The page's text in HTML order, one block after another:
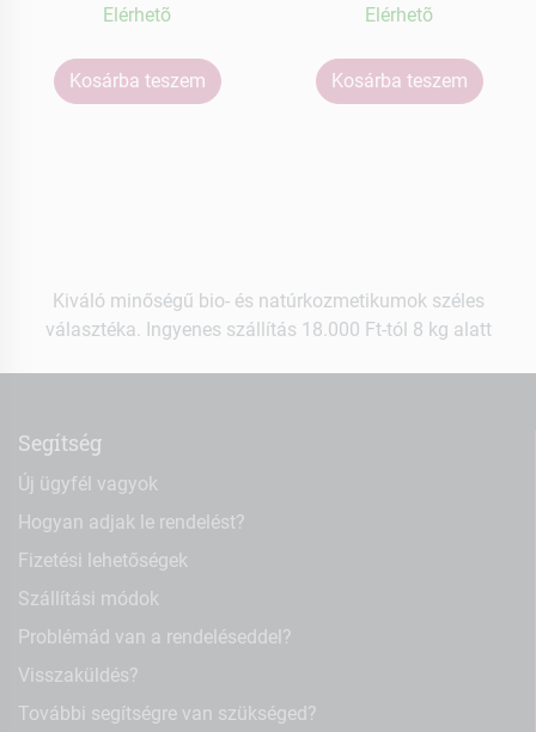
Elérhetõ
Kosárba teszem
Elérhetõ
Kosárba teszem
Kiváló minőségű bio- és natúrkozmetikumok széles
választéka. Ingyenes szállítás 18.000 Ft-tól 8 kg alatt
Segítség
Új ügyfél vagyok
Hogyan adjak le rendelést?
Fizetési lehetőségek
Szállítási módok
Problémád van a rendeléseddel?
Visszaküldés?
További segítségre van szükséged?